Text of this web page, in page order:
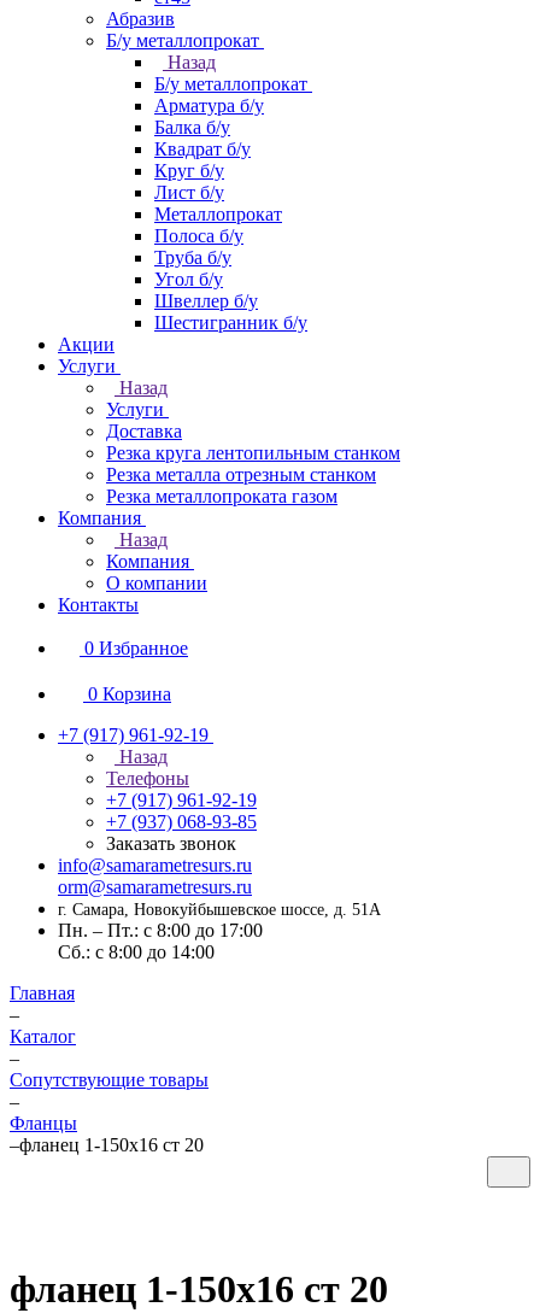
Абразив
Б/у металлопрокат
Назад
Б/у металлопрокат
Арматура б/у
Балка б/у
Квадрат б/у
Круг б/у
Лист б/у
Металлопрокат
Полоса б/у
Труба б/у
Угол б/у
Швеллер б/у
Шестигранник б/у
Акции
Услуги
Назад
Услуги
Доставка
Резка круга лентопильным станком
Резка металла отрезным станком
Резка металлопроката газом
Компания
Назад
Компания
О компании
Контакты
0 Избранное
0 Корзина
+7 (917) 961-92-19
Назад
Телефоны
+7 (917) 961-92-19
+7 (937) 068-93-85
Заказать звонок
info@samarametresurs.ru
orm@samarametresurs.ru
г. Самара, Новокуйбышевское шоссе, д. 51А
Пн. – Пт.: с 8:00 до 17:00
Cб.: с 8:00 до 14:00
Главная
–
Каталог
–
Сопутствующие товары
–
Фланцы
–фланец 1-150х16 ст 20
фланец 1-150х16 ст 20